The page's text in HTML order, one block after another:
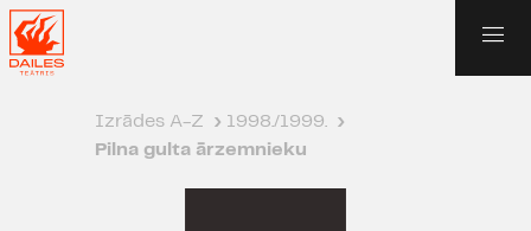
Izrādes A-Z › 1998./1999. ›
Pilna gulta ārzemnieku